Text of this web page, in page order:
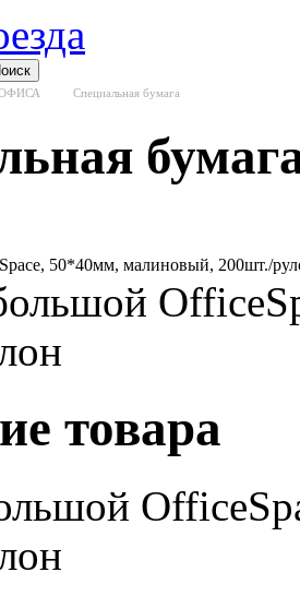
Специальная бумага
50*40мм, малиновый, 200шт./
товара